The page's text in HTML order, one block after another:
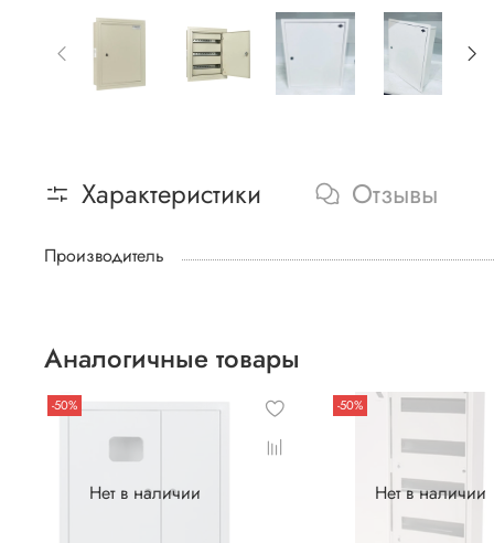
Характеристики Отзывы
Производитель
Аналогичные товары
Нет в наличии
-50%
Нет в наличии
-50%